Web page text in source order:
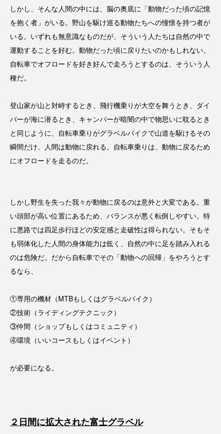
しかし、そんな人間の中には、脳の奥底に「動物だった頃の記憶
を抱く者」がいる。野山を駆け巡る動物たちへの憧憬を持つ者が
いる。いずれも無意識なものだが、そういう人たちは自然の中で
運動することを好む。動物だった頃に戻りたいのかもしれない。
自転車でオフロードを好き好んで走ろうとするのは、そういう人
種だ。
登山家が山と対峙するとき、飛行機乗りが大空を舞うとき、ダイ
バーが海に潜るとき、キャンパーが暗闇の中で物思いに耽るとき
と同じように、自転車乗りがグラベルバイクで山道を駆けるその
瞬間だけ、人間は動物に戻れる。自転車乗りは、動物に戻るため
にオフロードを走るのだ。
しかし野生を失った我々が動物に戻るのは意外と大変である。重
い頭部が高い位置にあるため、バランスが悪く転倒しやすい。特
に悪路では四足歩行ほどの安定感と走破性は得られない。そもそ
も弱体化した人間の身体能力は低く、自然の中に足を踏み入れる
のは危険だ。だから自転車でその「動物への回帰」をやろうとす
るなら、
①専用の機材（MTBもしくはグラベルバイク）
②技術（ライディングテクニック）
③仲間（ショップもしくはコミュニティ）
④環境（いいコースもしくはイベント）
が必要になる。
２日間に拡大された富士グラベル